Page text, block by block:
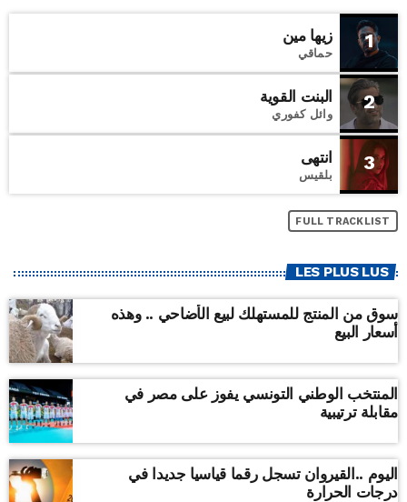
1 زيها مين
حماقي
2 البنت القوية
وائل كفوري
3 انتهى
بلقيس
FULL TRACKLIST
LES PLUS LUS
سوق من المنتج للمستهلك لبيع الأضاحي .. وهذه
أسعار البيع
المنتخب الوطني التونسي يفوز على مصر في
مقابلة ترتيبية
اليوم ..القيروان تسجل رقما قياسيا جديدا في
درجات الحرارة